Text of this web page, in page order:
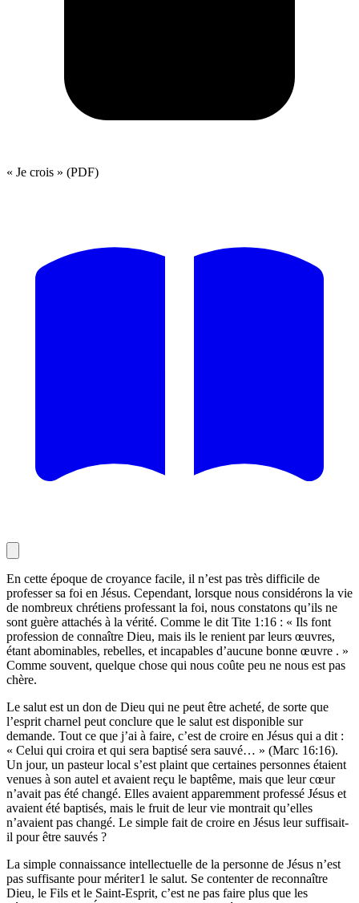
« Je crois » (PDF)
En cette époque de croyance facile, il n’est pas très difficile de
professer sa foi en Jésus. Cependant, lorsque nous considérons la vie
de nombreux chrétiens professant la foi, nous constatons qu’ils ne
sont guère attachés à la vérité. Comme le dit Tite 1:16 : « Ils font
profession de connaître Dieu, mais ils le renient par leurs œuvres,
étant abominables, rebelles, et incapables d’aucune bonne œuvre . »
Comme souvent, quelque chose qui nous coûte peu ne nous est pas
chère.
Le salut est un don de Dieu qui ne peut être acheté, de sorte que
l’esprit charnel peut conclure que le salut est disponible sur
demande. Tout ce que j’ai à faire, c’est de croire en Jésus qui a dit :
« Celui qui croira et qui sera baptisé sera sauvé… » (Marc 16:16).
Un jour, un pasteur local s’est plaint que certaines personnes étaient
venues à son autel et avaient reçu le baptême, mais que leur cœur
n’avait pas été changé. Elles avaient apparemment professé Jésus et
avaient été baptisés, mais le fruit de leur vie montrait qu’elles
n’avaient pas changé. Le simple fait de croire en Jésus leur suffisait-
il pour être sauvés ?
La simple connaissance intellectuelle de la personne de Jésus n’est
pas suffisante pour mériter1 le salut. Se contenter de reconnaître
Dieu, le Fils et le Saint-Esprit, c’est ne pas faire plus que les